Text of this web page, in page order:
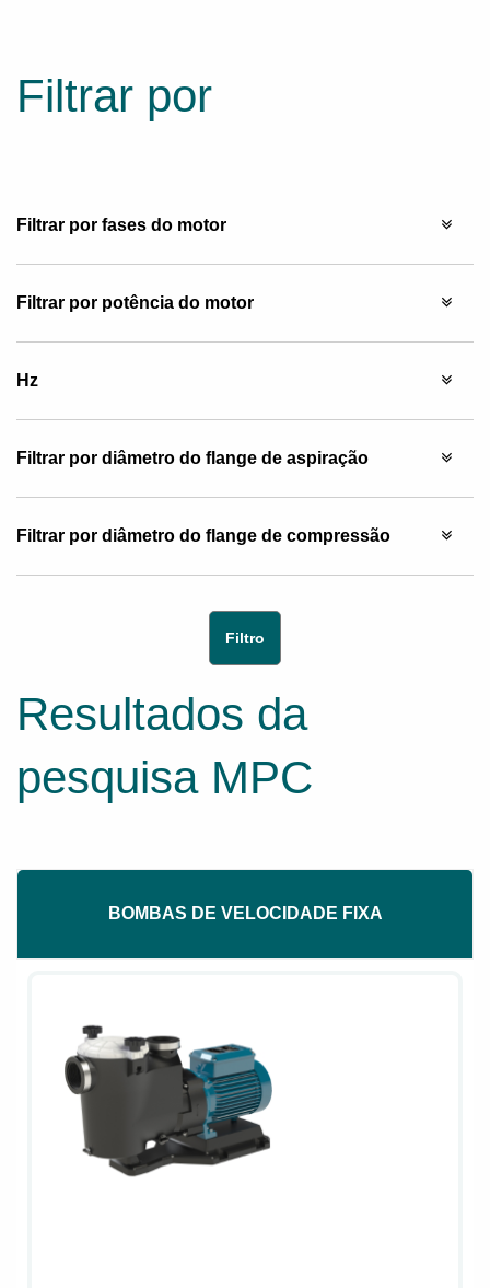
Filtrar por
Filtrar por fases do motor
Filtrar por potência do motor
Hz
Filtrar por diâmetro do flange de aspiração
Filtrar por diâmetro do flange de compressão
Resultados da
pesquisa MPC
BOMBAS DE VELOCIDADE FIXA